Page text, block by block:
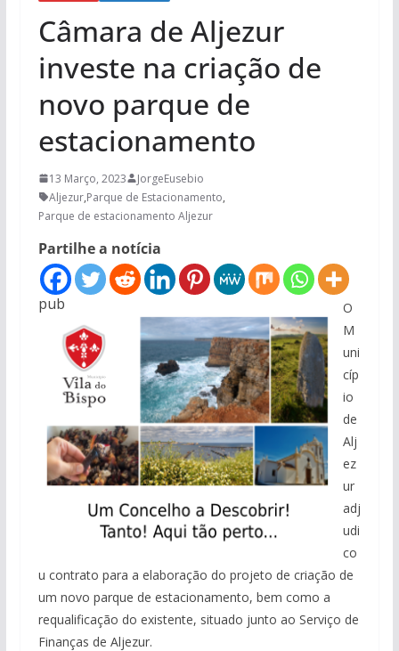
Câmara de Aljezur
investe na criação de
novo parque de
estacionamento
13 Março, 2023
JorgeEusebio
Aljezur,Parque de Estacionamento,
Parque de estacionamento Aljezur
Partilhe a notícia
pub
O
M
uni
cíp
io
de
Alj
ez
ur
adj
udi
co
u contrato para a elaboração do projeto de criação de
um novo parque de estacionamento, bem como a
requalificação do existente, situado junto ao Serviço de
Finanças de Aljezur.